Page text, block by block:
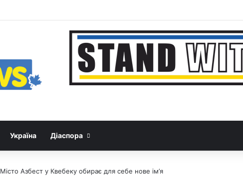
Україна Діаспора
Місто Азбест у Квебеку обирає для себе нове ім’я